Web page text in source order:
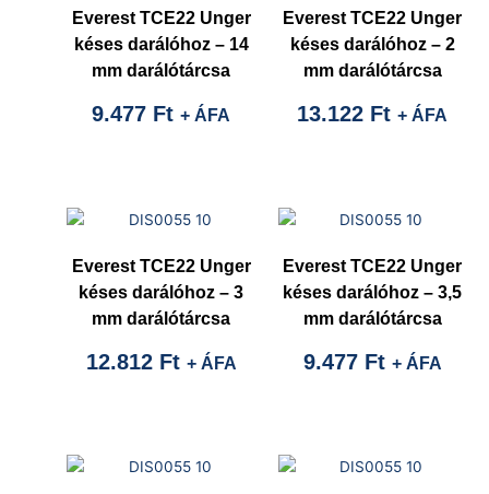
Everest TCE22 Unger
késes darálóhoz – 14
mm darálótárcsa
9.477 Ft + ÁFA
Everest TCE22 Unger
késes darálóhoz – 2
mm darálótárcsa
13.122 Ft + ÁFA
Everest TCE22 Unger
késes darálóhoz – 3
mm darálótárcsa
12.812 Ft + ÁFA
Everest TCE22 Unger
késes darálóhoz – 3,5
mm darálótárcsa
9.477 Ft + ÁFA